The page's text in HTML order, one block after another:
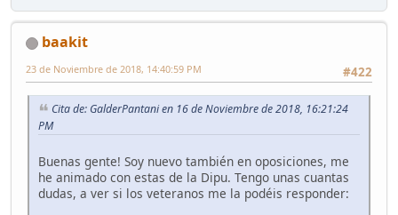
baakit
#422
23 de Noviembre de 2018, 14:40:59 PM
Cita de: GalderPantani en 16 de Noviembre de 2018, 16:21:24
PM
Buenas gente! Soy nuevo también en oposiciones, me
he animado con estas de la Dipu. Tengo unas cuantas
dudas, a ver si los veteranos me la podéis responder: